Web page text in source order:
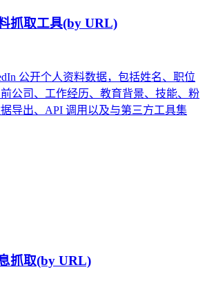
抓取工具(by URL)
公开个人资料数据，包括姓名、职位
公司、工作经历、教育背景、技能、粉
导出、API 调用以及与第三方工具集
抓取(by URL)